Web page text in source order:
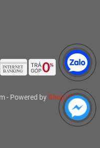
- Powered byShop 299